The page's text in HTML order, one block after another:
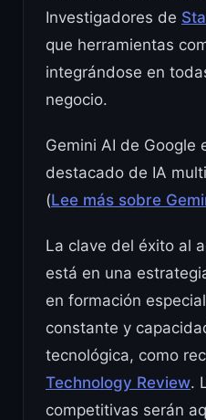
Investigadores de
que herramientas
integrándose en
negocio.
Gemini AI de Google
destacado de IA
(Lee más sobre
La clave del éxito al
está en una
en formación
constante y
tecnológica, como
Technology Review.
competitivas serán